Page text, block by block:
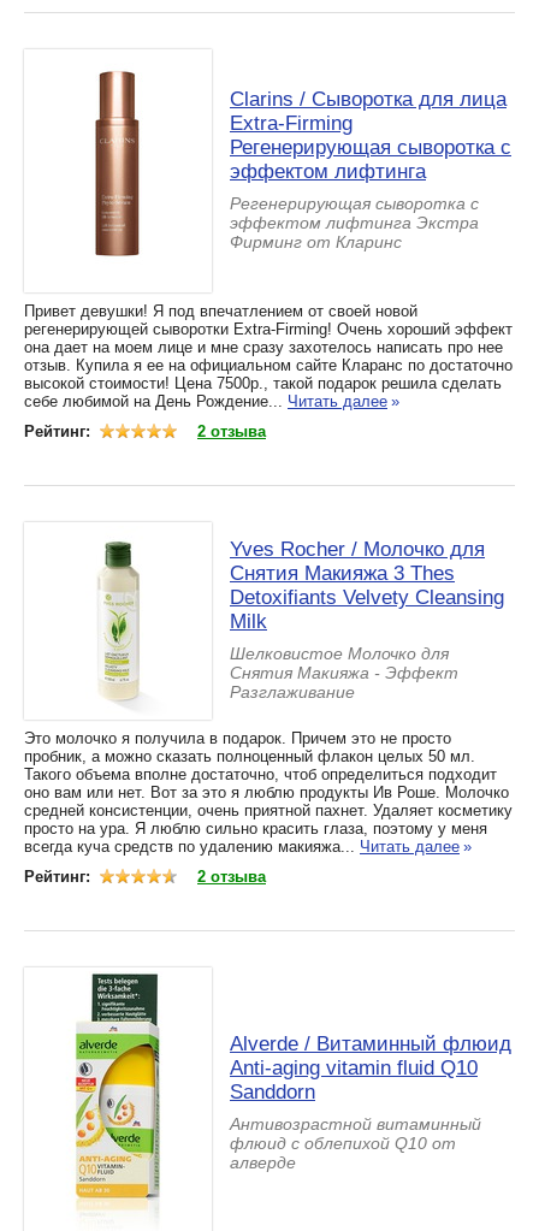
Clarins / Сыворотка для лица
Extra-Firming
Регенерирующая сыворотка с
эффектом лифтинга
Регенерирующая сыворотка с
эффектом лифтинга Экстра
Фирминг от Кларинс
Привет девушки! Я под впечатлением от своей новой
регенерирующей сыворотки Extra-Firming! Очень хороший эффект
она дает на моем лице и мне сразу захотелось написать про нее
отзыв. Купила я ее на официальном сайте Кларанс по достаточно
высокой стоимости! Цена 7500р., такой подарок решила сделать
себе любимой на День Рождение... Читать далее »
Рейтинг:
2 отзыва
Yves Rocher / Молочко для
Снятия Макияжа 3 Thes
Detoxifiants Velvety Cleansing
Milk
Шелковистое Молочко для
Снятия Макияжа - Эффект
Разглаживание
Это молочко я получила в подарок. Причем это не просто
пробник, а можно сказать полноценный флакон целых 50 мл.
Такого объема вполне достаточно, чтоб определиться подходит
оно вам или нет. Вот за это я люблю продукты Ив Роше. Молочко
средней консистенции, очень приятной пахнет. Удаляет косметику
просто на ура. Я люблю сильно красить глаза, поэтому у меня
всегда куча средств по удалению макияжа... Читать далее »
Рейтинг:
2 отзыва
Alverde / Витаминный флюид
Anti-aging vitamin fluid Q10
Sanddorn
Антивозрастной витаминный
флюид с облепихой Q10 от
алверде